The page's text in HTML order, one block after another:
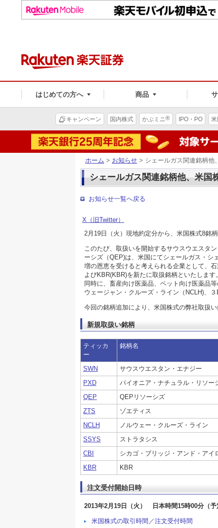
はじめての方へ 商品
キャンペーン 国内株式 かぶミニ® IPO・PO
ホーム > お知らせ > シェールガス関連銘柄他
シェールガス関連銘柄他、米国
お知らせ一覧へ戻る
X（旧Twitter）
2月19日（火）現地約定分から、米国株式8銘
このたび、取扱いを開始するサウスウエスタ
ーシズ（QEP)は、米国にてシェールガス・
増の恩恵を受けると考えられる企業として、
よびKBR(KBR)を新たに取扱銘柄といたします
同時に、畜産向け医薬品、ペット向け医薬品
ウェージャン・クルーズ・ライン（NCLH)、
今回の銘柄追加により、米国株式の弊社取扱
新規取扱い銘柄
ティッカ
ー
銘柄名
SWN
サウスウエスタン・エナジー
PXD
パイオニア・ナチュラル・リソー
QEP
QEPリソーシズ
ZTS
ゾエティス
NCLH
ノルウェー・クルーズ・ライン
SSYS
ストラタシス
CBI
シカゴ・ブリッジ・アンド・アイ
KBR
KBR
注文受付開始日時
2013年2月19日（火） 日本時間15時00分（予
米国株式の取引時間／注文受付時間